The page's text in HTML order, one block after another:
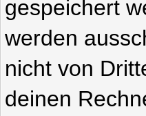
gespeichert
werden
nicht von
deinen